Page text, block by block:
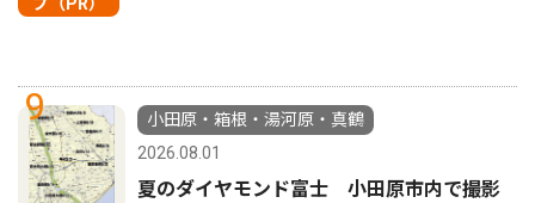
プ（PR）
9
小田原・箱根・湯河原・真鶴
2026.08.01
夏のダイヤモンド富士 小田原市内で撮影